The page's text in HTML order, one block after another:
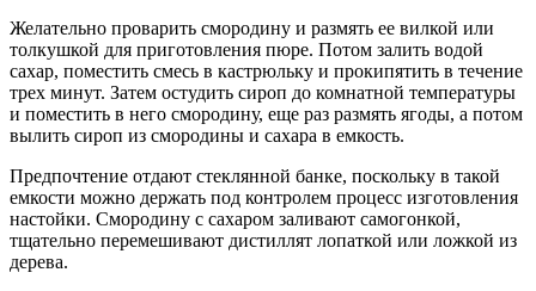
Желательно проварить смородину и размять ее вилкой или
толкушкой для приготовления пюре. Потом залить водой
сахар, поместить смесь в кастрюльку и прокипятить в течение
трех минут. Затем остудить сироп до комнатной температуры
и поместить в него смородину, еще раз размять ягоды, а потом
вылить сироп из смородины и сахара в емкость.
Предпочтение отдают стеклянной банке, поскольку в такой
емкости можно держать под контролем процесс изготовления
настойки. Смородину с сахаром заливают самогонкой,
тщательно перемешивают дистиллят лопаткой или ложкой из
дерева.